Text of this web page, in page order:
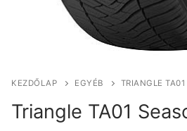
KEZDŐLAP EGYÉB TRIANGLE
Triangle TA01